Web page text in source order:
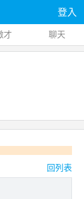
登入
才 聊天
回列表